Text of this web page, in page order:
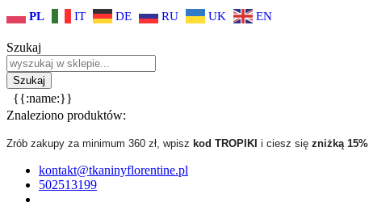
PL IT DE RU UK EN
Szukaj
{{:name:}}
Znaleziono produktów:
Zrób zakupy za minimum 360 zł, wpisz kod TROPIKI i ciesz się zniżką 15%
kontakt@tkaninyflorentine.pl
502513199